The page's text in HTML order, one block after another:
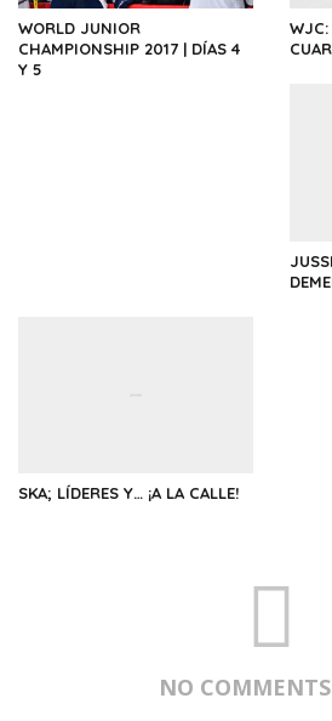
WORLD JUNIOR
CHAMPIONSHIP 2017 | DÍAS 4
Y 5
WJC:
SKA; LÍDERES Y… ¡A LA CALLE!
NO